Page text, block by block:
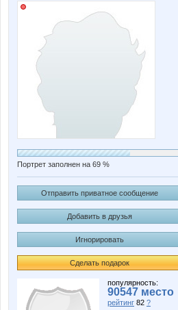
Портрет заполнен на 69 %
Отправить приватное сообщение
Добавить в друзья
Игнорировать
Сделать подарок
популярность:
90547 место
рейтинг 82 ?